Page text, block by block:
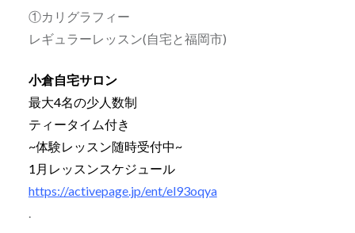
①カリグラフィー
レギュラーレッスン(自宅と福岡市)
小倉自宅サロン
最大4名の少人数制
ティータイム付き
~体験レッスン随時受付中~
1月レッスンスケジュール
https://activepage.jp/ent/el93oqya